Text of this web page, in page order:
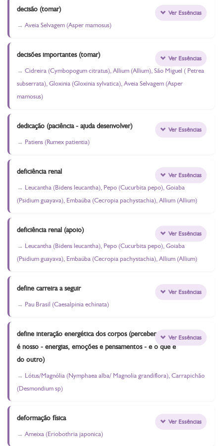
decisão (tomar)
Aveia Selvagem (Asper mamosus)
Ver Essências
decisões importantes (tomar)
Cidreira (Cymbopogum citratus), Allium (Allium), São Miguel ( Petrea
subserrata), Gloxinia (Gloxinia sylvatica), Aveia Selvagem (Asper
mamosus)
Ver Essências
dedicação (paciência - ajuda desenvolver)
Patiens (Rumex patientia)
Ver Essências
deficiência renal
Leucantha (Bidens leucantha), Pepo (Cucurbita pepo), Goiaba
(Psidium guayava), Embaúba (Cecropia pachystachia), Allium (Allium)
Ver Essências
deficiência renal (apoio)
Leucantha (Bidens leucantha), Pepo (Cucurbita pepo), Goiaba
(Psidium guayava), Embaúba (Cecropia pachystachia), Allium (Allium)
Ver Essências
define carreira a seguir
Pau Brasil (Caesalpinia echinata)
Ver Essências
define interação energética dos corpos (perceber o que
é nosso - energias, emoções e pensamentos - e o que é
do outro)
Lótus/Magnólia (Nymphaea alba/ Magnolia grandiflora), Carrapichão
(Desmondium sp)
Ver Essências
deformação física
Ameixa (Eriobothria japonica)
Ver Essências